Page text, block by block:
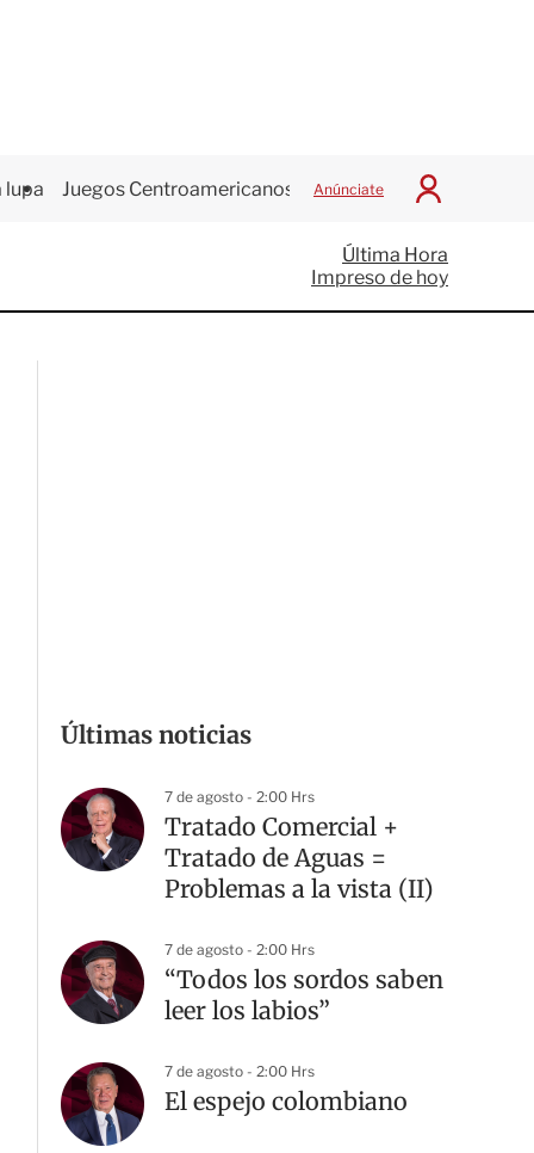
lupa Juegos Centroamericanos Anúnciate
I
c
i
a
Última Hora
Impreso de hoy
Últimas noticias
7 de agosto - 2:00 Hrs
Tratado Comercial +
Tratado de Aguas =
Problemas a la vista (II)
7 de agosto - 2:00 Hrs
“Todos los sordos saben
leer los labios”
7 de agosto - 2:00 Hrs
El espejo colombiano